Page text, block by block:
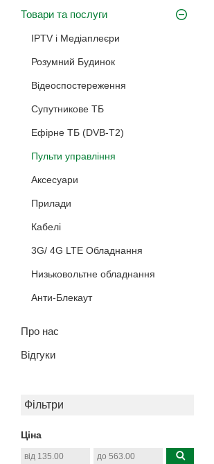
Товари та послуги
IPTV і Медіаплеєри
Розумний Будинок
Відеоспостереження
Супутникове ТБ
Ефірне ТБ (DVB-T2)
Пульти управління
Аксесуари
Прилади
Кабелi
3G/ 4G LTE Обладнання
Низьковольтне обладнання
Анти-Блекаут
Про нас
Відгуки
Фільтри
Ціна